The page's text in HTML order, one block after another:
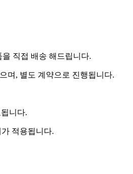
직접 배송 해드립니다.
며, 별도 계약으로 진행됩니다.
니다.
적용됩니다.